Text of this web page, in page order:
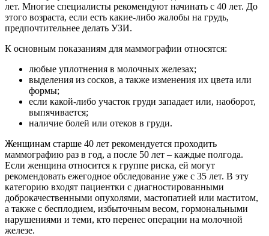
лет. Многие специалисты рекомендуют начинать с 40 лет. До
этого возраста, если есть какие-либо жалобы на грудь,
предпочтительнее делать УЗИ.
К основным показаниям для маммографии относятся:
любые уплотнения в молочных железах;
выделения из сосков, а также изменения их цвета или
формы;
если какой-либо участок груди западает или, наоборот,
выпячивается;
наличие болей или отеков в груди.
Женщинам старше 40 лет рекомендуется проходить
маммографию раз в год, а после 50 лет – каждые полгода.
Если женщина относится к группе риска, ей могут
рекомендовать ежегодное обследование уже с 35 лет. В эту
категорию входят пациентки с диагностированными
доброкачественными опухолями, мастопатией или маститом,
а также с бесплодием, избыточным весом, гормональными
нарушениями и теми, кто перенес операции на молочной
железе.